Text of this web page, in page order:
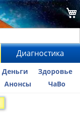
Диагностика
Деньги
Здоровье
Анонсы ЧаВо